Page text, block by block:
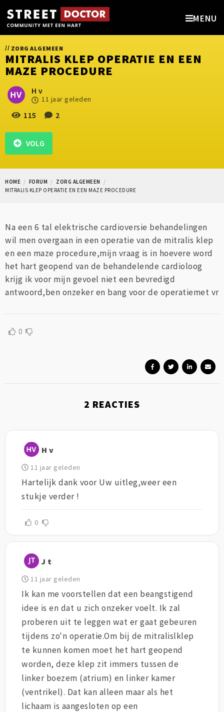
MENU
// ZORG ALGEMEEN
MITRALIS KLEP OPERATIE EN EEN
MAZE PROCEDURE
H v
11 jaar geleden
115 2
VOLG
HOME FORUM
ZORG ALGEMEEN
MITRALIS KLEP OPERATIE EN EEN MAZE PROCEDURE
Na een 6 tal elektrische cardioversie behandelingen
wil men overgaan in een operatie van de mitralis klep
en een maze procedure,mijn vraag is in hoevere word
het hart geopend van de behandelende cardioloog
krijg ik voor mijn gevoel niet een bevredigd
antwoord,ben onzeker en bang voor de operatiemet vr
0
2 REACTIES
H v
11 jaar geleden
Hartelijk dank voor Uw uitleg,weer een
stukje verder !
0
J t
11 jaar geleden
Ik kan me voorstellen dat een beangstigend
idee is en dat u zich onzeker voelt. Ik zal
proberen uit te leggen wat er gaat gebeuren
tijdens zo'n operatie.Om bij de mitralislklep
te kunnen komen moet het hart geopend
worden, deze klep zit immers tussen de
linker boezem (atrium) en linker kamer
(ventrikel). Dat kan alleen maar als het
lichaam is aangesloten op een